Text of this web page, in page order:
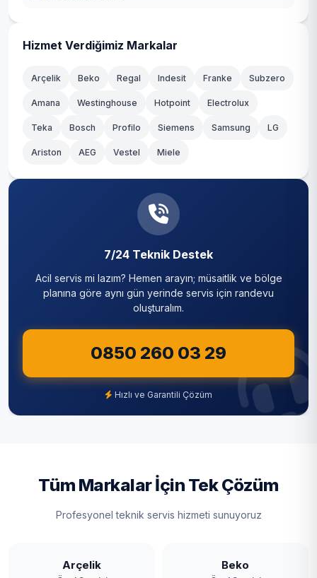
Hizmet Verdiğimiz Markalar
Arçelik Beko Regal Indesit Franke Subzero
Amana Westinghouse Hotpoint Electrolux
Teka Bosch Profilo Siemens Samsung LG
Ariston AEG Vestel Miele
7/24 Teknik Destek
Acil servis mi lazım? Hemen arayın; müsaitlik ve bölge
planına göre aynı gün yerinde servis için randevu
oluşturalım.
0850 260 03 29
Hızlı ve Garantili Çözüm
Tüm Markalar İçin Tek Çözüm
Profesyonel teknik servis hizmeti sunuyoruz
Arçelik Beko